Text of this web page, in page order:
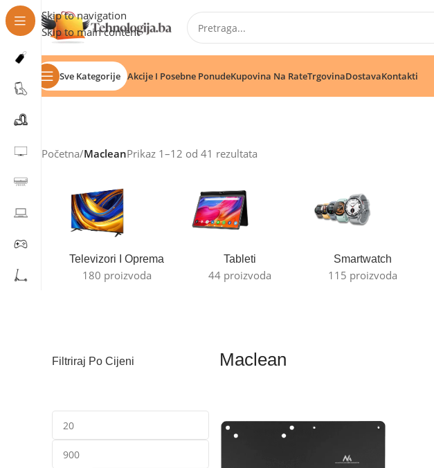
Skip to navigation
Skip to main content
Sve Kategorije Akcije I Posebne PonudeKupovina Na RateTrgovinaDostavaKontakti
Početna/MacleanPrikaz 1–12 od 41 rezultata
Televizori I Oprema
180 proizvoda
Tableti
44 proizvoda
Smartwatch
115 proizvoda
Filtriraj Po Cijeni Maclean